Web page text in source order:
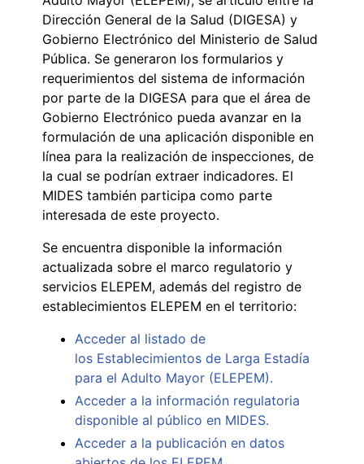
Dirección General de la Salud (DIGESA) y
Gobierno Electrónico del Ministerio de Salud
Pública. Se generaron los formularios y
requerimientos del sistema de información
por parte de la DIGESA para que el área de
Gobierno Electrónico pueda avanzar en la
formulación de una aplicación disponible en
línea para la realización de inspecciones, de
la cual se podrían extraer indicadores. El
MIDES también participa como parte
interesada de este proyecto.
Se encuentra disponible la información
actualizada sobre el marco regulatorio y
servicios ELEPEM, además del registro de
establecimientos ELEPEM en el territorio:
Acceder al listado de
los Establecimientos de Larga Estadía
para el Adulto Mayor (ELEPEM).
Acceder a la información regulatoria
disponible al público en MIDES.
Acceder a la publicación en datos